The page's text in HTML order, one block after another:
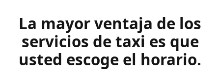
La mayor ventaja de los
servicios de taxi es que
usted escoge el horario.